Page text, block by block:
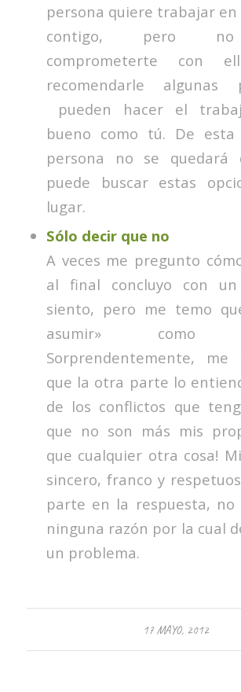
persona quiere trabajar
contigo, pero no
comprometerte con
recomendarle algunas
pueden hacer el
bueno como tú. De esta
persona no se quedará
puede buscar estas
lugar.
Sólo decir que no
A veces me pregunto
al final concluyo con
siento, pero me temo
asumir» como
Sorprendentemente, me
que la otra parte lo
de los conflictos que
que no son más mis
que cualquier otra cosa!
sincero, franco y
parte en la respuesta, no
ninguna razón por la cual
un problema.
17 MAYO, 2012